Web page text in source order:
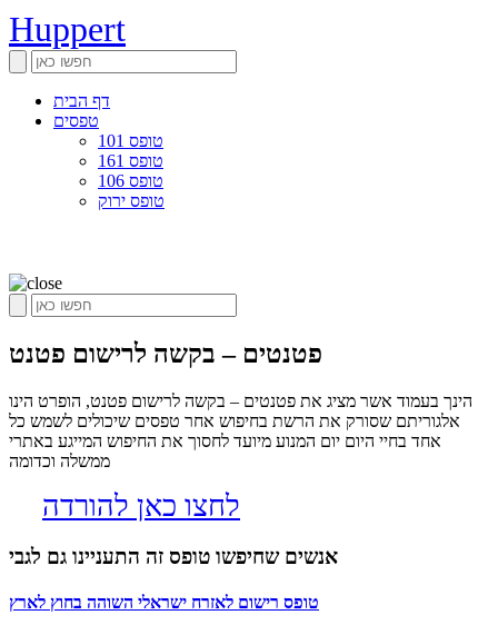
Huppert
דף הבית
טפסים
טופס 101
טופס 161
טופס 106
טופס ירוק
פטנטים – בקשה לרישום פטנט
הינך בעמוד אשר מציג את פטנטים – בקשה לרישום פטנט, הופרט הינו
אלגוריתם שסורק את הרשת בחיפוש אחר טפסים שיכולים לשמש כל
אחד בחיי היום יום המנוע מיועד לחסוך את החיפוש המייגע באתרי
ממשלה וכדומה
לחצו כאן להורדה
אנשים שחיפשו טופס זה התעניינו גם לגבי
טופס רישום לאזרח ישראלי השוהה בחוץ לארץ